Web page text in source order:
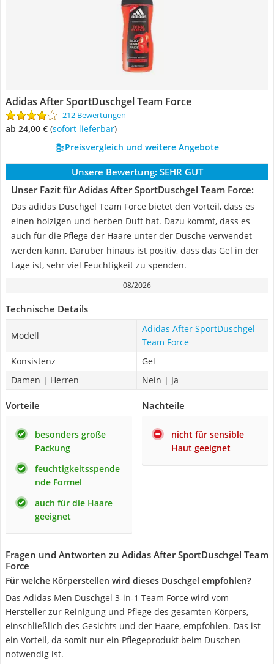
Adidas After SportDuschgel Team Force
212 Bewertungen
ab 24,00 € ( Sofort lieferbar)
Preisvergleich und weitere Angebote
Unsere Bewertung: SEHR GUT
Unser Fazit für Adidas After SportDuschgel Team Force:
Das adidas Duschgel Team Force bietet den Vorteil, dass es
einen holzigen und herben Duft hat. Dazu kommt, dass es
auch für die Pflege der Haare unter der Dusche verwendet
werden kann. Darüber hinaus ist positiv, dass das Gel in der
Lage ist, sehr viel Feuchtigkeit zu spenden.
08/2026
Technische Details
Modell
Adidas After SportDuschgel
Team Force
Konsistenz
Gel
Damen | Herren
Nein | Ja
Vorteile
besonders große
Packung
feuchtigkeitsspende
nde Formel
auch für die Haare
geeignet
Nachteile
nicht für sensible
Haut geeignet
Fragen und Antworten zu Adidas After SportDuschgel Team
Force
Für welche Körperstellen wird dieses Duschgel empfohlen?
Das Adidas Men Duschgel 3-in-1 Team Force wird vom
Hersteller zur Reinigung und Pflege des gesamten Körpers,
einschließlich des Gesichts und der Haare, empfohlen. Das ist
ein Vorteil, da somit nur ein Pflegeprodukt beim Duschen
notwendig ist.